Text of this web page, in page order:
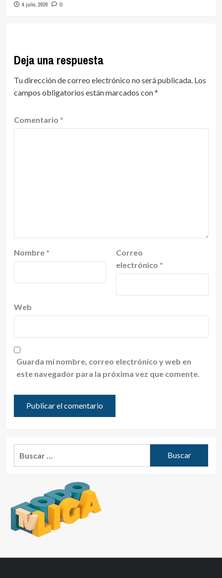
4 julio, 2026 0
Deja una respuesta
Tu dirección de correo electrónico no será publicada. Los
campos obligatorios están marcados con*
Comentario *
Nombre *
Correo
electrónico *
Web
Guarda mi nombre, correo electrónico y web en
este navegador para la próxima vez que comente.